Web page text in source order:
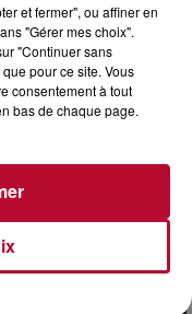
et fermer", ou affiner en
"Gérer mes choix".
"Continuer sans
pour ce site. Vous
consentement à tout
bas de chaque page.